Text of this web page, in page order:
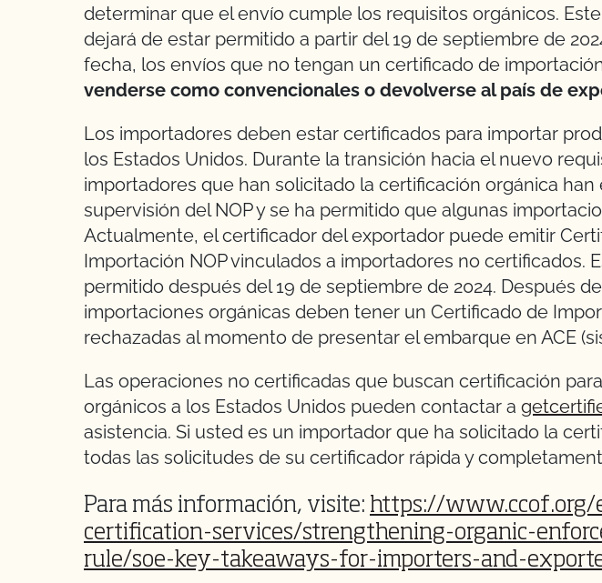
determinar que el envío cumple los requisitos orgánicos.
dejará de estar permitido a partir del 19 de septiembre de
fecha, los envíos que no tengan un certificado de
venderse como convencionales o devolverse al país de
Los importadores deben estar certificados para importar
los Estados Unidos. Durante la transición hacia el nuevo
importadores que han solicitado la certificación orgánica han
supervisión del NOP y se ha permitido que algunas
Actualmente, el certificador del exportador puede emitir
Importación NOP vinculados a importadores no certificados.
permitido después del 19 de septiembre de 2024. Después
importaciones orgánicas deben tener un Certificado de
rechazadas al momento de presentar el embarque en ACE
Las operaciones no certificadas que buscan certificación
orgánicos a los Estados Unidos pueden contactar a
asistencia. Si usted es un importador que ha solicitado la
todas las solicitudes de su certificador rápida y
Para más información, visite: https://www.ccof.org/
certification-services/strengthening-organic-
rule/soe-key-takeaways-for-importers-and-